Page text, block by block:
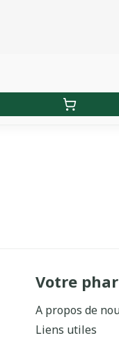
Votre
A propos de
Liens utiles